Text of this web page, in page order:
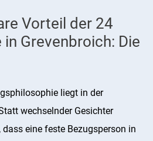
Vorteil der 24
Grevenbroich: Die
liegt in der
wechselnder Gesichter
eine feste Bezugsperson in